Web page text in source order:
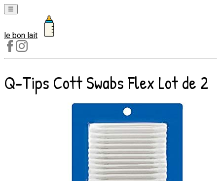
☰
Laits
1er
âge
Laits
le bon lait
Q-Tips Cott Swabs Flex Lot de 2